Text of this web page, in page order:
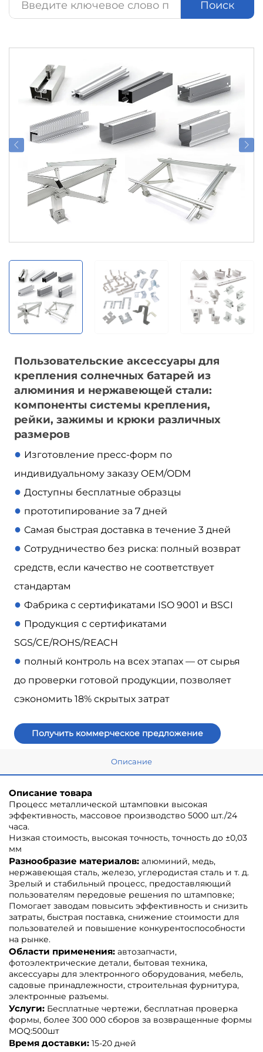
Поиск
Пользовательские аксессуары для
крепления солнечных батарей из
алюминия и нержавеющей стали:
компоненты системы крепления,
рейки, зажимы и крюки различных
размеров
● Изготовление пресс-форм по
индивидуальному заказу OEM/ODM
● Доступны бесплатные образцы
● прототипирование за 7 дней
● Самая быстрая доставка в течение 3 дней
● Сотрудничество без риска: полный возврат
средств, если качество не соответствует
стандартам
● Фабрика с сертификатами ISO 9001 и BSCI
● Продукция с сертификатами
SGS/CE/ROHS/REACH
● полный контроль на всех этапах — от сырья
до проверки готовой продукции, позволяет
сэкономить 18% скрытых затрат
Получить коммерческое предложение
Описание
Описание товара
Процесс металлической штамповки высокая
эффективность, массовое производство 5000 шт./24
часа.
Низкая стоимость, высокая точность, точность до ±0,03
мм
Разнообразие материалов: алюминий, медь,
нержавеющая сталь, железо, углеродистая сталь и т. д.
Зрелый и стабильный процесс, предоставляющий
пользователям передовые решения по штамповке;
Помогает заводам повысить эффективность и снизить
затраты, быстрая поставка, снижение стоимости для
пользователей и повышение конкурентоспособности
на рынке.
Области применения: автозапчасти,
фотоэлектрические детали, бытовая техника,
аксессуары для электронного оборудования, мебель,
садовые принадлежности, строительная фурнитура,
электронные разъемы.
Услуги: Бесплатные чертежи, бесплатная проверка
формы, более 300 000 сборов за возвращенные формы
МОQ:500шт
Время доставки: 15-20 дней